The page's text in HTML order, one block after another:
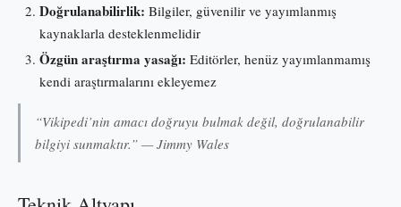
Doğrulanabilirlik: Bilgiler, güvenilir ve yayımlanmış
kaynaklarla desteklenmelidir
Özgün araştırma yasağı: Editörler, henüz yayımlanmamış
kendi araştırmalarını ekleyemez
“Vikipedi’nin amacı doğruyu bulmak değil, doğrulanabilir
bilgiyi sunmaktır.” — Jimmy Wales